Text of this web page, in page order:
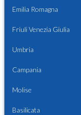
Emilia Romagna
Friuli Venezia Giulia
Umbria
Campania
Molise
Basilicata